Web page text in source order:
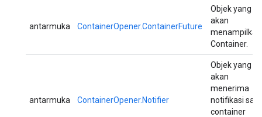
antarmuka ContainerOpener.ContainerFuture
Objek yang
akan
menampilkan
Container.
antarmuka ContainerOpener.Notifier
Objek yang
akan
menerima
notifikasi saat
container